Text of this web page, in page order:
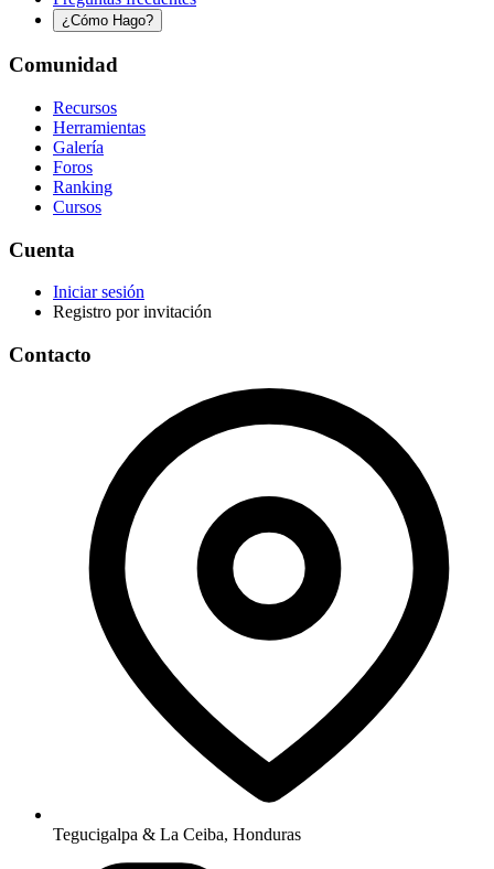
¿Cómo Hago?
Comunidad
Recursos
Herramientas
Galería
Foros
Ranking
Cursos
Cuenta
Iniciar sesión
Registro por invitación
Contacto
Tegucigalpa & La Ceiba, Honduras